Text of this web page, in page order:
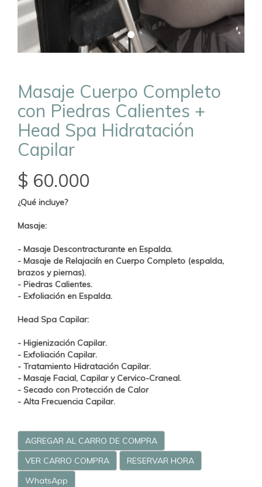
Masaje Cuerpo Completo
con Piedras Calientes +
Head Spa Hidratación
Capilar
$ 60.000
¿Qué incluye?
Masaje:
- Masaje Descontracturante en Espalda.
- Masaje de Relajaciín en Cuerpo Completo (espalda,
brazos y piernas).
- Piedras Calientes.
- Exfoliación en Espalda.
Head Spa Capilar:
- Higienización Capilar.
- Exfoliación Capilar.
- Tratamiento Hidratación Capilar.
- Masaje Facial, Capilar y Cervico-Craneal.
- Secado con Protección de Calor
- Alta Frecuencia Capilar.
AGREGAR AL CARRO DE COMPRA
VER CARRO COMPRA
RESERVAR HORA
WhatsApp